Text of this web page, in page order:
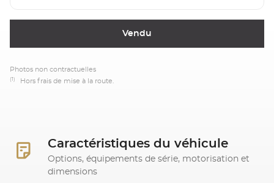
Vendu
Photos non contractuelles
(1) Hors frais de mise à la route.
Caractéristiques du véhicule
Options, équipements de série, motorisation et
dimensions